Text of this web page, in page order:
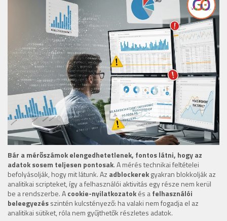
Bár a mérőszámok elengedhetetlenek, fontos látni, hogy az
adatok sosem teljesen pontosak. A mérés technikai feltételei
befolyásolják, hogy mit látunk. Az adblockerekgyakran blokkolják az
analitikai scripteket, így a felhasználói aktivitás egy része nem kerül
be a rendszerbe. Acookie-nyilatkozatokés afelhasználói
beleegyezésszintén kulcstényező: ha valaki nem fogadja el az
analitikai sütiket, róla nem gyűjthetők részletes adatok.